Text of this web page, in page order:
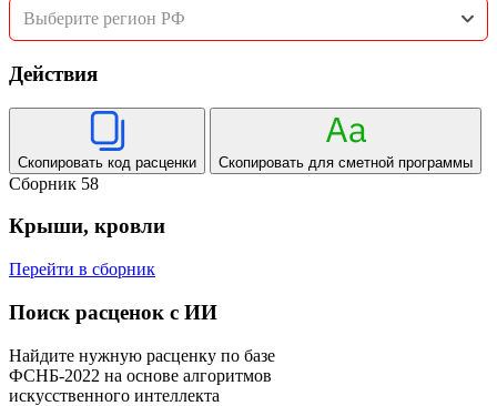
Выберите регион РФ
Действия
Скопировать код расценки Скопировать для сметной программы
Сборник 58
Крыши, кровли
Перейти в сборник
Поиск расценок с ИИ
Найдите нужную расценку по базе
ФСНБ-2022 на основе алгоритмов
искусственного интеллекта